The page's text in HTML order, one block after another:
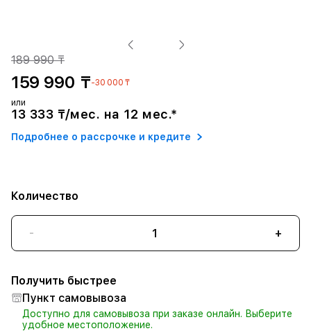
189 990 ₸
159 990 ₸-30 000 ₸
или
13 333 ₸/мес. на 12 мес.*
Подробнее о рассрочке и кредите
Количество
- +
Получить быстрее
Пункт самовывоза
Доступно для самовывоза при заказе онлайн. Выберите
удобное местоположение.